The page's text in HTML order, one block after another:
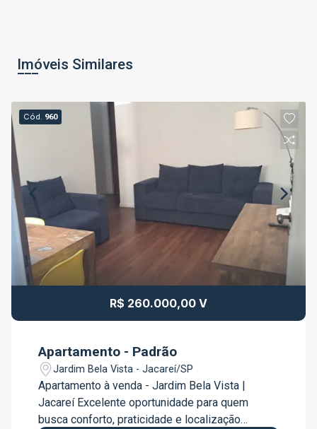
Imóveis Similares
Cód. 960
R$ 260.000,00 V
Apartamento - Padrão
Jardim Bela Vista - Jacareí/SP
Apartamento à venda - Jardim Bela Vista |
Jacareí Excelente oportunidade para quem
busca conforto, praticidade e localização